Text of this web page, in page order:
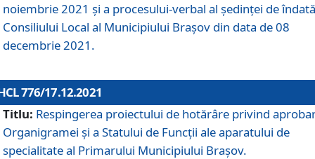
noiembrie 2021 și a procesului-verbal al şedinţei de
Consiliului Local al Municipiului Braşov din data de 08
decembrie 2021.
776/17.12.2021
Titlu: Respingerea proiectului de hotărâre privind
Organigramei şi a Statului de Funcţii ale aparatului de
specialitate al Primarului Municipiului Braşov.